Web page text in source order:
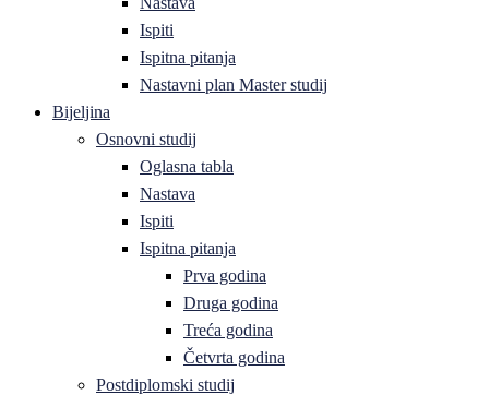
Ispiti
Ispitna pitanja
Nastavni plan Master studij
Bijeljina
Osnovni studij
Oglasna tabla
Nastava
Ispiti
Ispitna pitanja
Prva godina
Druga godina
Treća godina
Četvrta godina
Postdiplomski studij